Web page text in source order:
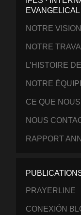
NOTRE
NOTRE
L’HISTOIRE
NOTRE
CE QUE
NOUS
RAPPORT
PRAYERLINE
CONEXIÓN